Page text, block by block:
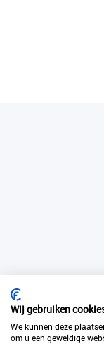
Wij gebruiken
We kunnen deze
om u een geweldige